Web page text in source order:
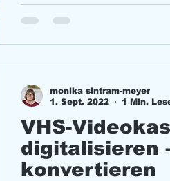
VHS-
digitalisieren
konvertieren
monika sintram-meyer
1. Sept. 2022
1 Min.